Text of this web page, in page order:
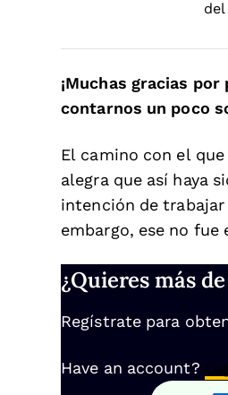
del
¡Muchas gracias
contarnos un poco
El camino con el
alegra que así haya
intención de trabajar
embargo, ese no fue
¿Quieres más
Regístrate para
Have an account?